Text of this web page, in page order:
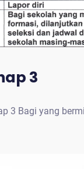
3
3 Bagi yang